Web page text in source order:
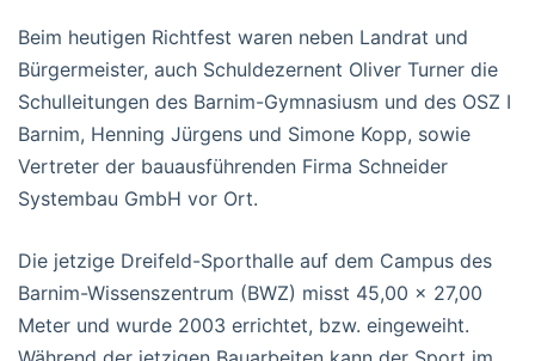
Beim heutigen Richtfest waren neben Landrat und
Bürgermeister, auch Schuldezernent Oliver Turner die
Schulleitungen des Barnim-Gymnasiusm und des OSZ I
Barnim, Henning Jürgens und Simone Kopp, sowie
Vertreter der bauausführenden Firma Schneider
Systembau GmbH vor Ort.
Die jetzige Dreifeld-Sporthalle auf dem Campus des
Barnim-Wissenszentrum (BWZ) misst 45,00 x 27,00
Meter und wurde 2003 errichtet, bzw. eingeweiht.